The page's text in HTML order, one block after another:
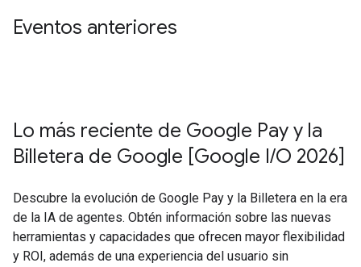
Eventos anteriores
Lo más reciente de Google Pay y la
Billetera de Google [Google I/O 2026]
Descubre la evolución de Google Pay y la Billetera en la era
de la IA de agentes. Obtén información sobre las nuevas
herramientas y capacidades que ofrecen mayor flexibilidad
y ROI, además de una experiencia del usuario sin